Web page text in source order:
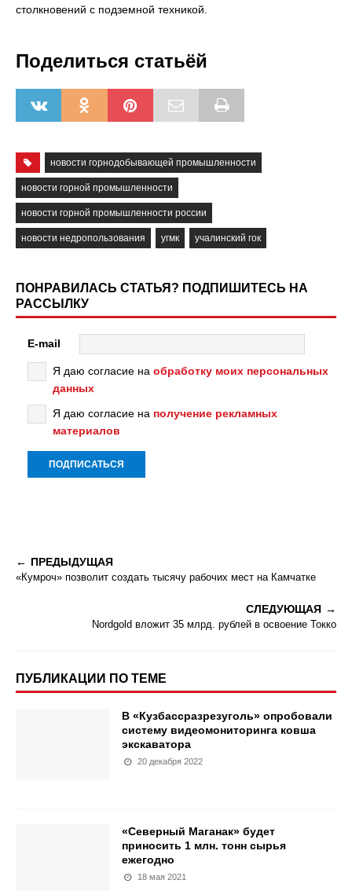
столкновений с подземной техникой.
Поделиться статьёй
новости горнодобывающей промышленности
новости горной промышленности
новости горной промышленности россии
новости недропользования угмк учалинский гок
ПОНРАВИЛАСЬ СТАТЬЯ? ПОДПИШИТЕСЬ НА
РАССЫЛКУ
E-mail
Я даю согласие на обработку моих персональных
данных
Я даю согласие на получение рекламных
материалов
ПРЕДЫДУЩАЯ
«Кумроч» позволит создать тысячу рабочих мест на Камчатке
СЛЕДУЮЩАЯ
Nordgold вложит 35 млрд. рублей в освоение Токко
ПУБЛИКАЦИИ ПО ТЕМЕ
В «Кузбассразрезуголь» опробовали
систему видеомониторинга ковша
экскаватора
20 декабря 2022
«Северный Маганак» будет
приносить 1 млн. тонн сырья
ежегодно
18 мая 2021